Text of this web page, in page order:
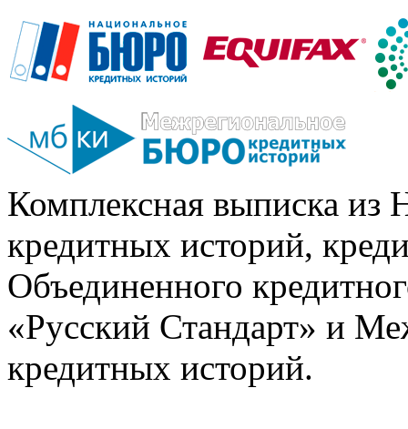
Комплексная выписка из
кредитных историй,
Объединенного
«Русский Стандарт» и
кредитных историй.